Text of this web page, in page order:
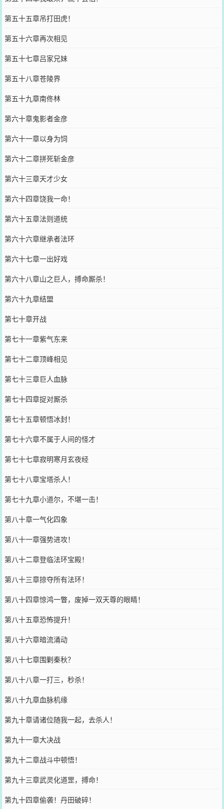
第五十五章吊打田虎！
第五十六章再次相见
第五十七章吕家兄妹
第五十八章苍陵界
第五十九章南佟林
第六十章鬼影者金彦
第六十一章以身为饲
第六十二章拼死斩金彦
第六十三章天才少女
第六十四章饶我一命！
第六十五章法则道统
第六十六章继承者法环
第六十七章一出好戏
第六十八章山之巨人，搏命厮杀！
第六十九章结盟
第七十章开战
第七十一章紫气东来
第七十二章顶峰相见
第七十三章巨人血脉
第七十四章捉对厮杀
第七十五章顿悟冰封！
第七十六章不属于人间的怪才
第七十七章寂明寒月玄夜经
第七十八章宝塔杀人！
第七十九章小道尔，不堪一击！
第八十章一气化四象
第八十一章强势进攻！
第八十二章登临法环宝殿！
第八十三章掠夺所有法环！
第八十四章惊鸿一瞥，废掉一双天尊的眼睛！
第八十五章恐怖提升！
第八十六章暗流涌动
第八十七章围剿秦秋？
第八十八章一打三，秒杀！
第八十九章血脉机缘
第九十章请诸位随我一起，去杀人！
第九十一章大决战
第九十二章战斗中顿悟！
第九十三章武灵化道罡，搏命！
第九十四章偷袭！丹田破碎！